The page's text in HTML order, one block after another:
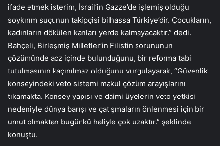
ifade etmek isterim, İsrail’in Gazze’de işlemiş olduğu
soykırım suçunun takipçisi bilhassa Türkiye’dir. Çocukların,
kadınların dökülen kanları yerde kalmayacaktır.” dedi.
Bahçeli, Birleşmiş Milletler’in Filistin sorununun
çözümünde acz içinde bulunduğunu, bir reforma tabi
tutulmasının kaçınılmaz olduğunu vurgulayarak, “Güvenlik
konseyindeki veto sistemi makul çözüm arayışlarını
tıkamakta. Konsey yapısı ve daimi üyelerin veto yetkisi
nedeniyle dünya barışı ve çatışmaların önlenmesi için bir
umut olmaktan bugünkü haliyle çok uzaktır.” şeklinde
konuştu.